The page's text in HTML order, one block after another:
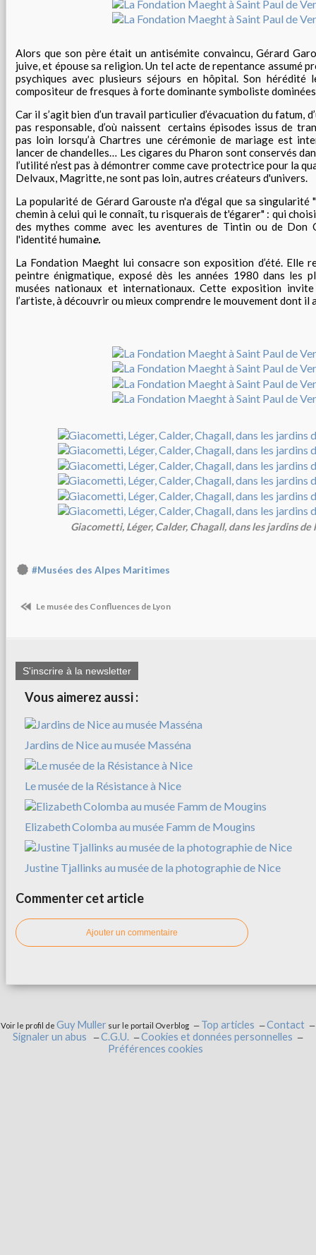
Alors que son père était un antisémite convaincu, Gérard
juive, et épouse sa religion. Un tel acte de repentance assumé
psychiques avec plusieurs séjours en hôpital. Son hérédité
compositeur de fresques à forte dominante symboliste
Car il s’agit bien d’un travail particulier d’évacuation du fatum,
pas responsable, d’où naissent certains épisodes issus de
pas loin lorsqu’à Chartres une cérémonie de mariage est
lancer de chandelles… Les cigares du Pharon sont conservés
l’utilité n’est pas à démontrer comme cave protectrice pour la
Delvaux, Magritte, ne sont pas loin, autres créateurs d'univers.
La popularité de Gérard Garouste n'a d'égal que sa singularité
chemin à celui qui le connaît, tu risquerais de t'égarer" : qui
des mythes comme avec les aventures de Tintin ou de Don
l'identité humaine.
La Fondation Maeght lui consacre son exposition d’été. Elle
peintre énigmatique, exposé dès les années 1980 dans les
musées nationaux et internationaux. Cette exposition
l’artiste, à découvrir ou mieux comprendre le mouvement dont il
Giacometti, Léger, Calder, Chagall, dans les jardins
#Musées des Alpes Maritimes
Le musée des Confluences de Lyon
S'inscrire à la newsletter
Vous aimerez aussi :
Jardins de Nice au musée Masséna
Le musée de la Résistance à Nice
Elizabeth Colomba au musée Famm de Mougins
Justine Tjallinks au musée de la photographie de Nice
Commenter cet article
Ajouter un commentaire
Voir le profil de Guy Muller sur le portail Overblog Top articles
Contact
Signaler un abus
C.G.U.
Cookies et données personnelles
Préférences cookies